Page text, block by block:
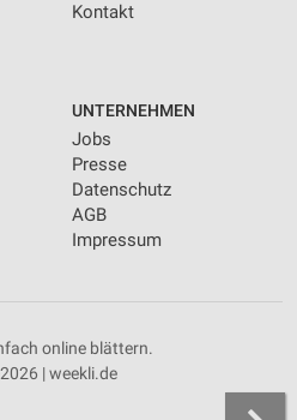
Kontakt
UNTERNEHMEN
Jobs
Presse
Datenschutz
AGB
Impressum
online blättern.
| weekli.de